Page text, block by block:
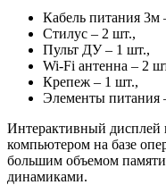
Кабель питания 3м
Стилус – 2 шт.,
Пульт ДУ – 1 шт.,
Wi-Fi антенна – 2
Крепеж – 1 шт.,
Элементы питания
Интерактивный дисплей
компьютером на базе
большим объемом
динамиками.